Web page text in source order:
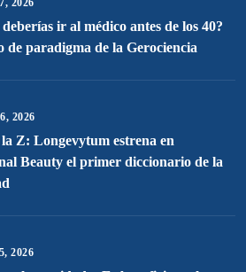
ir al médico antes de los 40?
de paradigma de la Gerociencia
6, 2026
Z: Longevytum estrena en
Beauty el primer diccionario de la
5, 2026